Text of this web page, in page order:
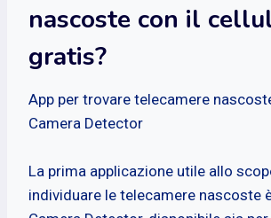
nascoste con il
gratis?
App per trovare telecamere
Camera Detector
La prima applicazione utile allo
individuare le telecamere nascoste